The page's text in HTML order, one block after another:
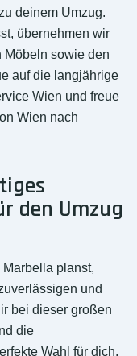
deinem Umzug.
übernehmen wir
Möbeln sowie den
auf die langjährige
Wien und freue
Wien nach
den Umzug
planst,
und
bei dieser großen
die
Wahl für dich.